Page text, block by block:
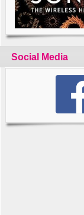
Social Media